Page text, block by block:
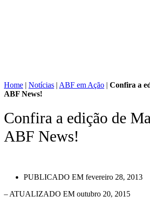
Home | Notícias | ABF em Ação | Confira a
ABF News!
Confira a edição de
ABF News!
PUBLICADO EM fevereiro 28, 2013
– ATUALIZADO EM outubro 20, 2015